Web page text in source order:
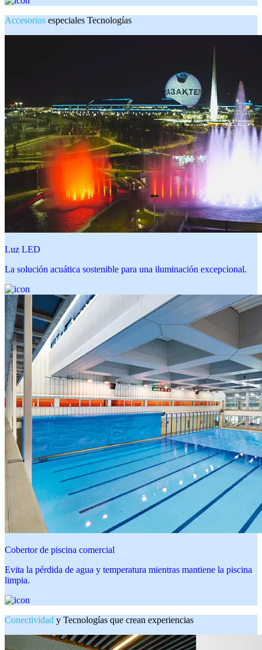
Accesorios especiales Tecnologías
Luz LED
La solución acuática sostenible para una iluminación excepcional.
Cobertor de piscina comercial
Evita la pérdida de agua y temperatura mientras mantiene la piscina
limpia.
Conectividad y Tecnologías que crean experiencias